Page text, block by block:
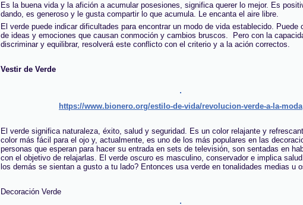
Es la buena vida y la afición a acumular posesiones, significa querer lo mejor. Es
dando, es generoso y le gusta compartir lo que acumula. Le encanta el aire libre.
El verde puede indicar dificultades para encontrar un modo de vida establecido. Puede
de ideas y emociones que causan conmoción y cambios bruscos. Pero con la
discriminar y equilibrar, resolverá este conflicto con el criterio y a la ación correctos.
Vestir de Verde
https://www.bionero.org/estilo-de-vida/revolucion-verde-a-la-moda
El verde significa naturaleza, éxito, salud y seguridad. Es un color relajante y
color más fácil para el ojo y, actualmente, es uno de los más populares en las
personas que esperan para hacer su entrada en sets de televisión, son sentadas en
con el objetivo de relajarlas. El verde oscuro es masculino, conservador e implica
los demás se sientan a gusto a tu lado? Entonces usa verde en tonalidades medias u
Decoración Verde